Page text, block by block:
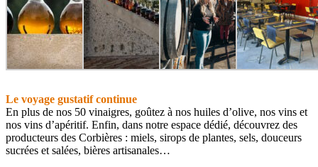
Le voyage gustatif continue
En plus de nos 50 vinaigres, goûtez à nos huiles d’olive, nos vins et
nos vins d’apéritif. Enfin, dans notre espace dédié, découvrez des
producteurs des Corbières : miels, sirops de plantes, sels, douceurs
sucrées et salées, bières artisanales…